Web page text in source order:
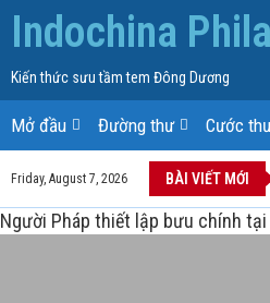
Indochina
Kiến thức sưu tầm tem Đông Dương
Mở đầu Đường thư Cước
Friday, August 7, 2026 BÀI VIẾT MỚI
Người Pháp thiết lập bưu chính